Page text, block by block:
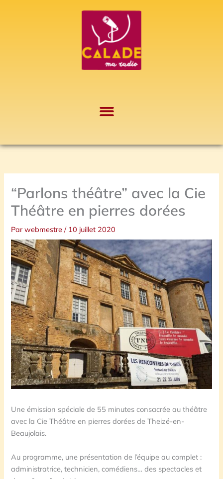
“Parlons théâtre” avec la Cie
Théâtre en pierres dorées
Parwebmestre/ 10 juillet 2020
Une émission spéciale de 55 minutes consacrée au théâtre
avec la Cie Théâtre en pierres dorées de Theizé-en-
Beaujolais.
Au programme, une présentation de l’équipe au complet :
administratrice, technicien, comédiens… des spectacles et